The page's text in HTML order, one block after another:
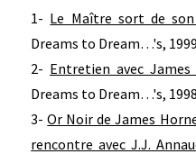
1- Le Maître sort de son
Dreams to Dream…'s,
2- Entretien avec James
Dreams to Dream…'s,
3-Or Noir de James
rencontre avec J.J.